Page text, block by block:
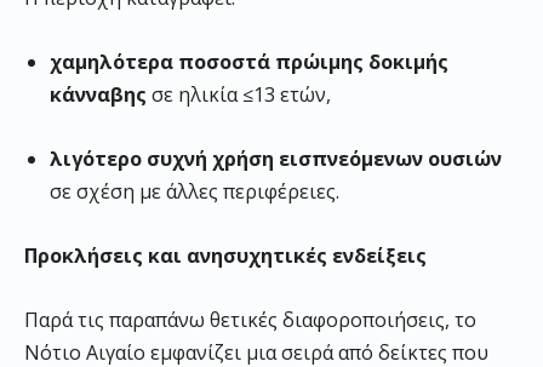
χαμηλότερα ποσοστά πρώιμης δοκιμής
κάνναβης σε ηλικία ≤13 ετών,
λιγότερο συχνή χρήση εισπνεόμενων ουσιών
σε σχέση με άλλες περιφέρειες.
Προκλήσεις και ανησυχητικές ενδείξεις
Παρά τις παραπάνω θετικές διαφοροποιήσεις, το
Νότιο Αιγαίο εμφανίζει μια σειρά από δείκτες που